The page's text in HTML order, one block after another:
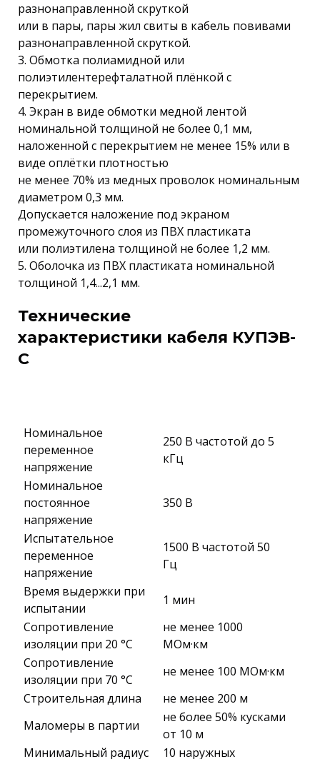
разнонаправленной скруткой
или в пары, пары жил свиты в кабель повивами
разнонаправленной скруткой.
3. Обмотка полиамидной или
полиэтилентерефталатной плёнкой с
перекрытием.
4. Экран в виде обмотки медной лентой
номинальной толщиной не более 0,1 мм,
наложенной с перекрытием не менее 15% или в
виде оплётки плотностью
не менее 70% из медных проволок номинальным
диаметром 0,3 мм.
Допускается наложение под экраном
промежуточного слоя из ПВХ пластиката
или полиэтилена толщиной не более 1,2 мм.
5. Оболочка из ПВХ пластиката номинальной
толщиной 1,4...2,1 мм.
Технические
характеристики кабеля КУПЭВ-
С
Номинальное
переменное
напряжение
250 В частотой до 5
кГц
Номинальное
постоянное
напряжение
350 В
Испытательное
переменное
напряжение
1500 В частотой 50
Гц
Время выдержки при
испытании
1 мин
Сопротивление
изоляции при 20 °С
не менее 1000
МОм·км
Сопротивление
изоляции при 70 °С
не менее 100 МОм·км
Строительная длина
не менее 200 м
Маломеры в партии
не более 50% кусками
от 10 м
Минимальный радиус
10 наружных